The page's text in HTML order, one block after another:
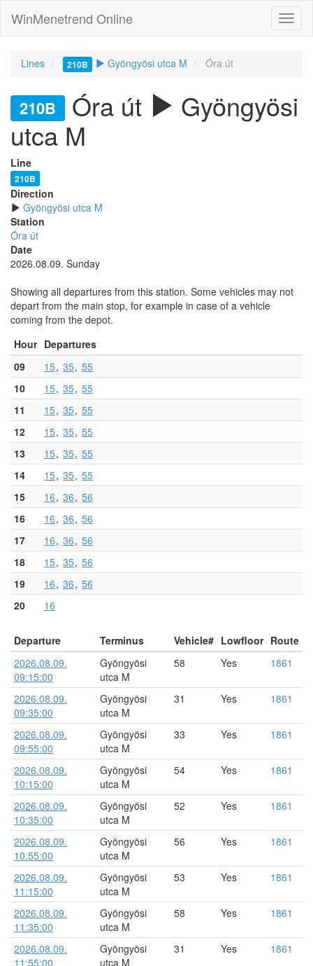
WinMenetrend Online
Lines 210B Gyöngyösi utca M Óra út
210B Óra út
Gyöngyösi
utca M
Line
210B
Direction
Gyöngyösi utca M
Station
Óra út
Date
2026.08.09. Sunday
Showing all departures from this station. Some vehicles may not
depart from the main stop, for example in case of a vehicle
coming from the depot.
Hour Departures
09
15 35 55
10
15 35 55
11
15 35 55
12
15 35 55
13
15 35 55
14
15 35 55
15
16 36 56
16
16 36 56
17
16 36 56
18
15 35 56
19
16 36 56
20
16
Departure Terminus Vehicle# Lowfloor Route
2026.08.09.
09:15:00
Gyöngyösi
utca M
58 Yes 1861
2026.08.09.
09:35:00
Gyöngyösi
utca M
31 Yes 1861
2026.08.09.
09:55:00
Gyöngyösi
utca M
33 Yes 1861
2026.08.09.
10:15:00
Gyöngyösi
utca M
54 Yes 1861
2026.08.09.
10:35:00
Gyöngyösi
utca M
52 Yes 1861
2026.08.09.
10:55:00
Gyöngyösi
utca M
56 Yes 1861
2026.08.09.
11:15:00
Gyöngyösi
utca M
53 Yes 1861
2026.08.09.
11:35:00
Gyöngyösi
utca M
58 Yes 1861
2026.08.09.
11:55:00
Gyöngyösi
utca M
31 Yes 1861